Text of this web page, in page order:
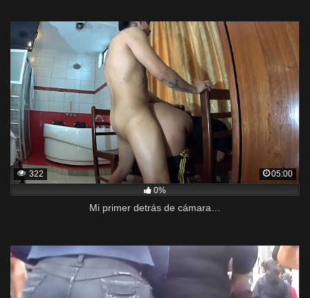
322
05:00
0%
Mi primer detrás de cámara…